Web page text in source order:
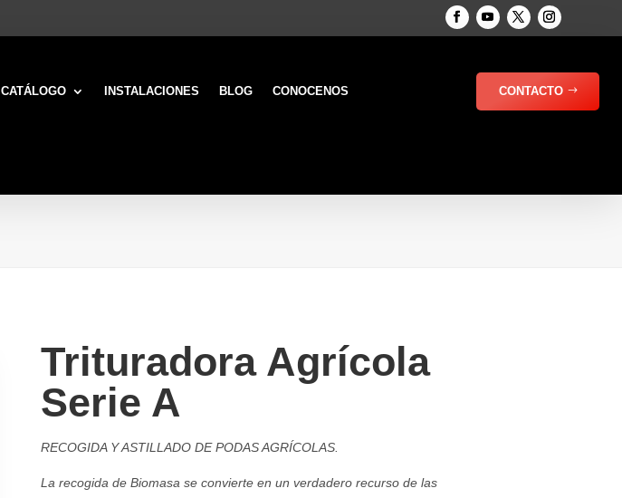
CATÁLOGO INSTALACIONES BLOG CONOCENOS CONTACTO
Trituradora Agrícola
Serie A
RECOGIDA Y ASTILLADO DE PODAS AGRÍCOLAS.
La recogida de Biomasa se convierte en un verdadero recurso de las